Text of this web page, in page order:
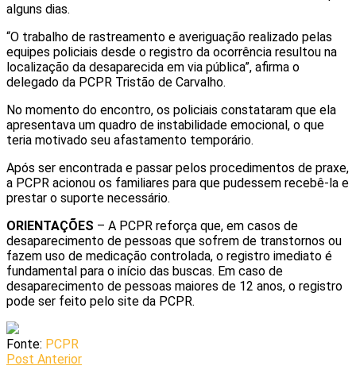
alguns dias.
“O trabalho de rastreamento e averiguação realizado pelas
equipes policiais desde o registro da ocorrência resultou na
localização da desaparecida em via pública”, afirma o
delegado da PCPR Tristão de Carvalho.
No momento do encontro, os policiais constataram que ela
apresentava um quadro de instabilidade emocional, o que
teria motivado seu afastamento temporário.
Após ser encontrada e passar pelos procedimentos de praxe,
a PCPR acionou os familiares para que pudessem recebê-la e
prestar o suporte necessário.
ORIENTAÇÕES – A PCPR reforça que, em casos de
desaparecimento de pessoas que sofrem de transtornos ou
fazem uso de medicação controlada, o registro imediato é
fundamental para o início das buscas. Em caso de
desaparecimento de pessoas maiores de 12 anos, o registro
pode ser feito pelo site da PCPR.
Fonte: PCPR
Post Anterior